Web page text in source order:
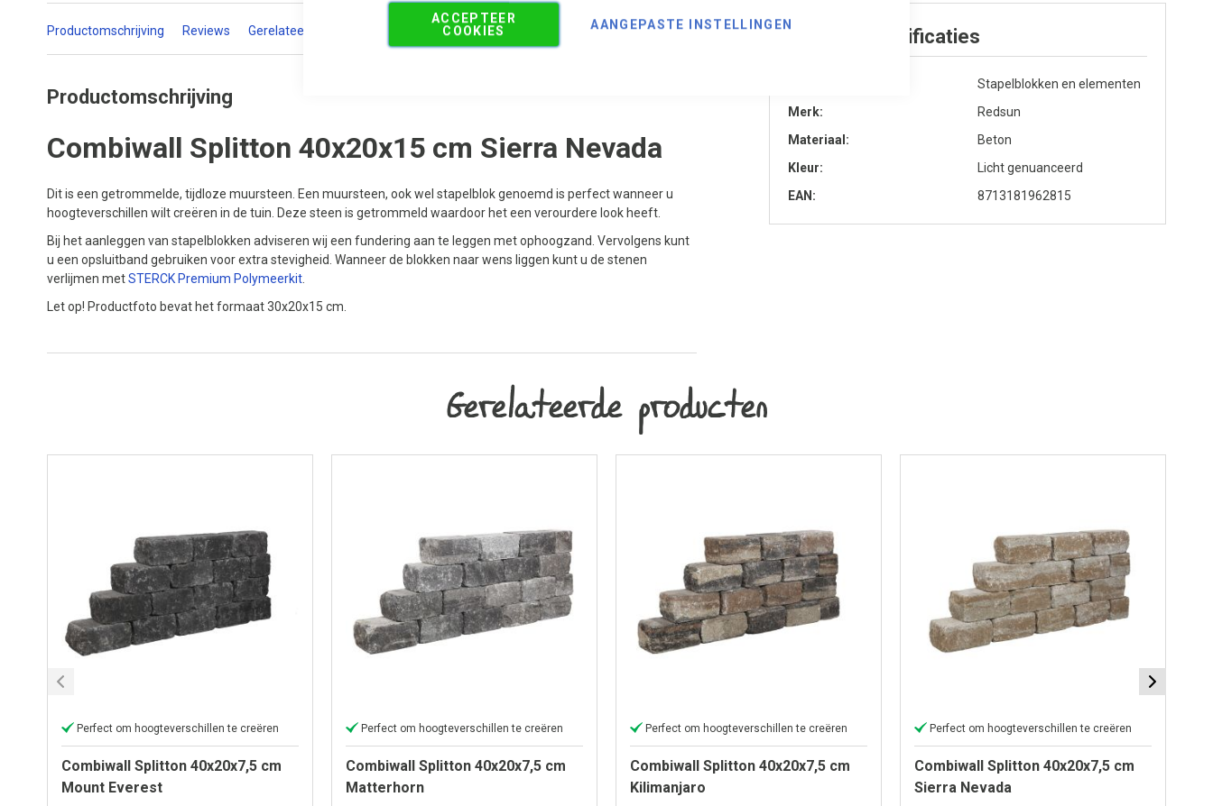
ACCEPTEER
COOKIES
AANGEPASTE INSTELLINGEN
de
gallerij
Productomschrijving Reviews Gerelateerde producten Aanbevolen producten
Productomschrijving
Combiwall Splitton 40x20x15 cm Sierra Nevada
Dit is een getrommelde, tijdloze muursteen. Een muursteen, ook wel stapelblok genoemd is perfect wanneer u
hoogteverschillen wilt creëren in de tuin. Deze steen is getrommeld waardoor het een verourdere look heeft.
Bij het aanleggen van stapelblokken adviseren wij een fundering aan te leggen met ophoogzand. Vervolgens kunt
u een opsluitband gebruiken voor extra stevigheid. Wanneer de blokken naar wens liggen kunt u de stenen
verlijmen metSTERCK Premium Polymeerkit
Let op! Productfoto bevat het formaat 30x20x15 cm.
Product specificaties
Stapelblokken en elementen
Merk
Redsun
Materiaal
Beton
Kleur
Licht genuanceerd
EAN
8713181962815
Gerelateerde producten
Perfect om hoogteverschillen te creëren
Combiwall Splitton 40x20x7,5 cm
Mount Everest
Perfect om hoogteverschillen te creëren
Combiwall Splitton 40x20x7,5 cm
Matterhorn
Perfect om hoogteverschillen te creëren
Combiwall Splitton 40x20x7,5 cm
Kilimanjaro
Perfect om hoogteverschillen te creëren
Combiwall Splitton 40x20x7,5 cm
Sierra Nevada